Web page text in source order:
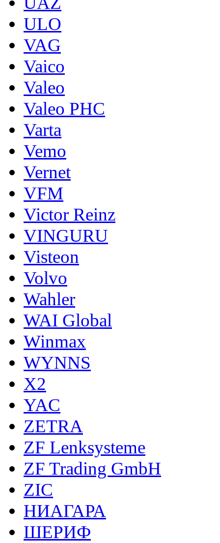
ULO
VAG
Vaico
Valeo
Valeo PHC
Varta
Vemo
Vernet
VFM
Victor Reinz
VINGURU
Visteon
Volvo
Wahler
WAI Global
Winmax
WYNNS
X2
YAC
ZETRA
ZF Lenksysteme
ZF Trading GmbH
ZIC
НИАГАРА
ШЕРИФ